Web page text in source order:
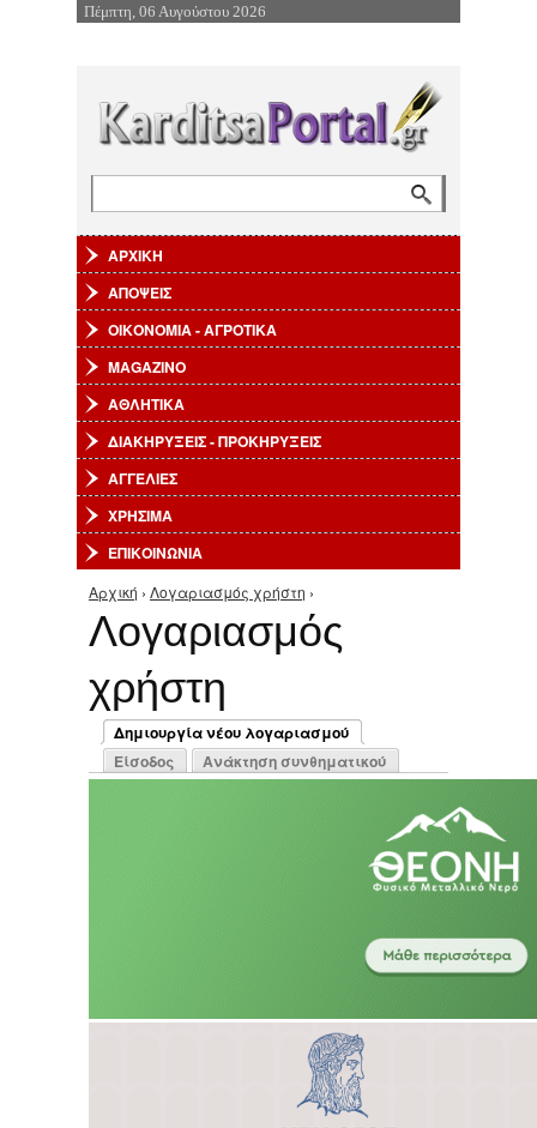
Επιστροφή στην Πλοήγηση
Πέμπτη, 06 Αυγούστου 2026
ΑΡΧΙΚΗ
ΑΠΟΨΕΙΣ
ΟΙΚΟΝΟΜΙΑ - ΑΓΡΟΤΙΚΑ
MAGAZINO
ΑΘΛΗΤΙΚΑ
ΔΙΑΚΗΡΥΞΕΙΣ - ΠΡΟΚΗΡΥΞΕΙΣ
ΑΓΓΕΛΙΕΣ
ΧΡΗΣΙΜΑ
ΕΠΙΚΟΙΝΩΝΙΑ
Είστε εδώ
Αρχική › Λογαριασμός χρήστη ›
Λογαριασμός
χρήστη
Πρωτεύουσες καρτέλες
Δημιουργία νέου λογαριασμού
(ενεργή καρτέλα)
Είσοδος Ανάκτηση συνθηματικού